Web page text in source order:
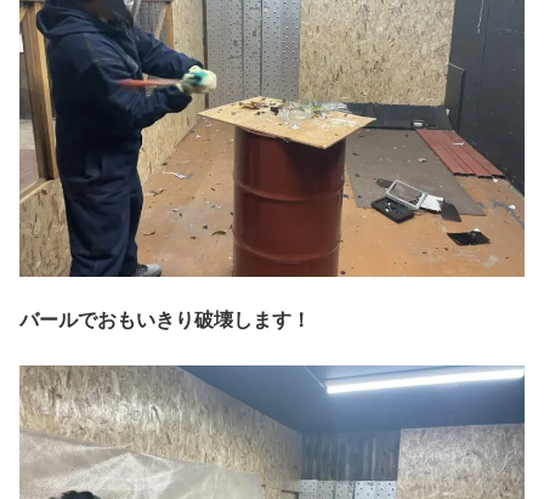
バールでおもいきり破壊します！